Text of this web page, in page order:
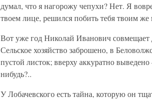
думал, что я нагорожу чепухи? Нет. Я
твоем лице, решился побить тебя твоим
Вот уже год Николай Иванович
Сельское хозяйство заброшено, в
пустой листок; вверху аккуратно
нибудь?..
У Лобачевского есть тайна, которую он